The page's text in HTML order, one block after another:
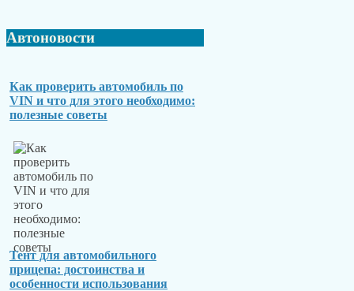
Автоновости
Как проверить автомобиль по
VIN и что для этого необходимо:
полезные советы
Тент для автомобильного
прицепа: достоинства и
особенности использования